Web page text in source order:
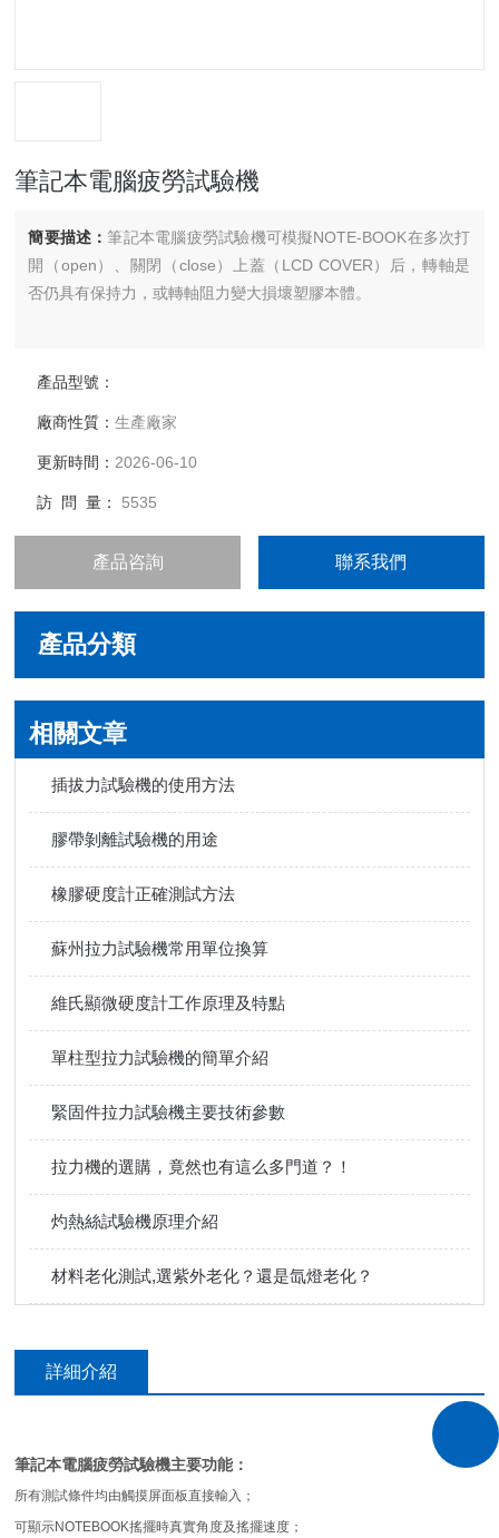
筆記本電腦疲勞試驗機
簡要描述： 筆記本電腦疲勞試驗機可模擬NOTE-BOOK在多次打
開（open）、關閉（close）上蓋（LCD COVER）后，轉軸是
否仍具有保持力，或轉軸阻力變大損壞塑膠本體。
產品型號：
廠商性質：生產廠家
更新時間： 2026-06-10
訪 問 量： 5535
產品咨詢 聯系我們
產品分類
相關文章
插拔力試驗機的使用方法
膠帶剝離試驗機的用途
橡膠硬度計正確測試方法
蘇州拉力試驗機常用單位換算
維氏顯微硬度計工作原理及特點
單柱型拉力試驗機的簡單介紹
緊固件拉力試驗機主要技術參數
拉力機的選購，竟然也有這么多門道？！
灼熱絲試驗機原理介紹
材料老化測試,選紫外老化？還是氙燈老化？
詳細介紹
筆記本電腦疲勞試驗機主要功能：
所有測試條件均由觸摸屏面板直接輸入；
可顯示NOTEBOOK搖擺時真實角度及搖擺速度；